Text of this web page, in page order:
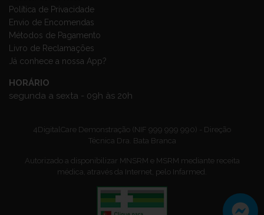
Política de Privacidade
Envio de Encomendas
Métodos de Pagamento
Livro de Reclamações
Já conhece a nossa App?
HORÁRIO
segunda a sexta - 09h às 20h
4DigitalCare Demonstração (NIF 999 999 990) - Direção
Técnica Dra. Bata Branca
Autorizado a disponibilizar MNSRM e MSRM mediante receita
médica, através da Internet, pelo Infarmed.